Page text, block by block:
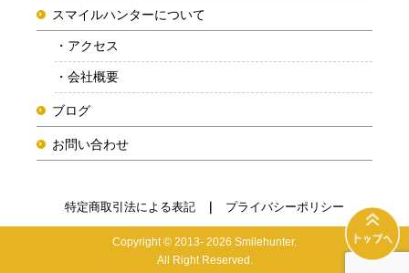
スマイルハンターについて
アクセス
会社概要
ブログ
お問い合わせ
特定商取引法による表記 プライバシーポリシー
Copyright © 2013- 2026 Smilehunter.
All Right Reserved.